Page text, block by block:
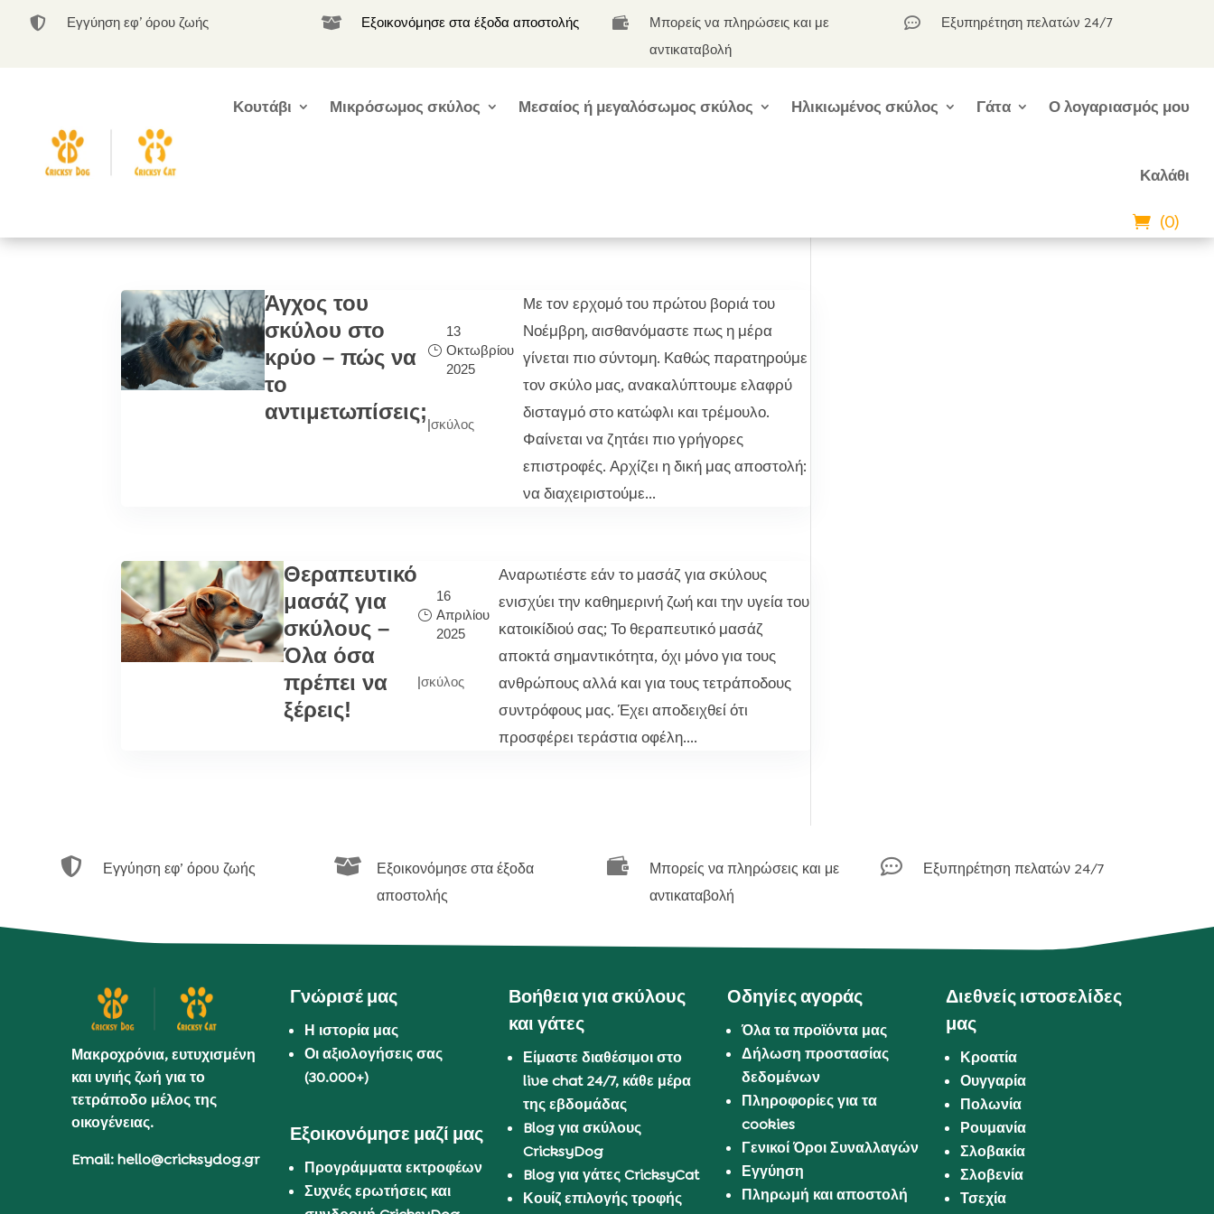
 Εγγύηση εφ’ όρου ζωής  Εξοικονόμησε στα έξοδα αποστολής 
Μπορείς να πληρώσεις και με
αντικαταβολή
 Εξυπηρέτηση πελατών 24/7
Κουτάβι Μικρόσωμος σκύλος Μεσαίος ή μεγαλόσωμος σκύλος Ηλικιωμένος σκύλος Γάτα Ο λογαριασμός μου
Καλάθι
(0)
Άγχος του
σκύλου στο
κρύο – πώς να
το
αντιμετωπίσεις;
13
Οκτωβρίου
2025
|σκύλος
Με τον ερχομό του πρώτου βοριά του
Νοέμβρη, αισθανόμαστε πως η μέρα
γίνεται πιο σύντομη. Καθώς παρατηρούμε
τον σκύλο μας, ανακαλύπτουμε ελαφρύ
δισταγμό στο κατώφλι και τρέμουλο.
Φαίνεται να ζητάει πιο γρήγορες
επιστροφές. Αρχίζει η δική μας αποστολή:
να διαχειριστούμε...
Θεραπευτικό
μασάζ για
σκύλους –
Όλα όσα
πρέπει να
ξέρεις!
16
Απριλίου
2025
|σκύλος
Αναρωτιέστε εάν το μασάζ για σκύλους
ενισχύει την καθημερινή ζωή και την υγεία του
κατοικίδιού σας; Το θεραπευτικό μασάζ
αποκτά σημαντικότητα, όχι μόνο για τους
ανθρώπους αλλά και για τους τετράποδους
συντρόφους μας. Έχει αποδειχθεί ότι
προσφέρει τεράστια οφέλη....
 Εγγύηση εφ’ όρου ζωής 
Εξοικονόμησε στα έξοδα
αποστολής

Μπορείς να πληρώσεις και με
αντικαταβολή
 Εξυπηρέτηση πελατών 24/7
Μακροχρόνια, ευτυχισμένη
και υγιής ζωή για το
τετράποδο μέλος της
οικογένειας.
Email: hello@cricksydog.gr
Γνώρισέ μας
Η ιστορία μας
Οι αξιολογήσεις σας
(30.000+)
Εξοικονόμησε μαζί μας
Προγράμματα εκτροφέων
Συχνές ερωτήσεις και
Βοήθεια για σκύλους
και γάτες
Είμαστε διαθέσιμοι στο
live chat 24/7, κάθε μέρα
της εβδομάδας
Blog για σκύλους
CricksyDog
Blog για γάτες CricksyCat
Κουίζ επιλογής τροφής
Οδηγίες αγοράς
Όλα τα προϊόντα μας
Δήλωση προστασίας
δεδομένων
Πληροφορίες για τα
cookies
Γενικοί Όροι Συναλλαγών
Εγγύηση
Πληρωμή και αποστολή
Διεθνείς ιστοσελίδες
μας
Κροατία
Ουγγαρία
Πολωνία
Ρουμανία
Σλοβακία
Σλοβενία
Τσεχία